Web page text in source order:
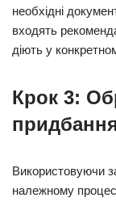
необхідні
входять
діють у
Крок 3:
Використовуючи
належному